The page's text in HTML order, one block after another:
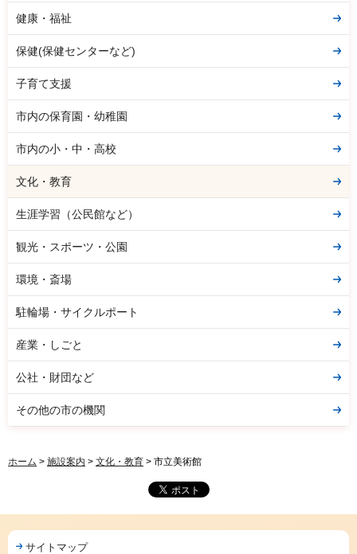
健康・福祉
保健(保健センターなど)
子育て支援
市内の保育園・幼稚園
市内の小・中・高校
文化・教育
生涯学習（公民館など）
観光・スポーツ・公園
環境・斎場
駐輪場・サイクルポート
産業・しごと
公社・財団など
その他の市の機関
ホーム > 施設案内 > 文化・教育 > 市立美術館
サイトマップ